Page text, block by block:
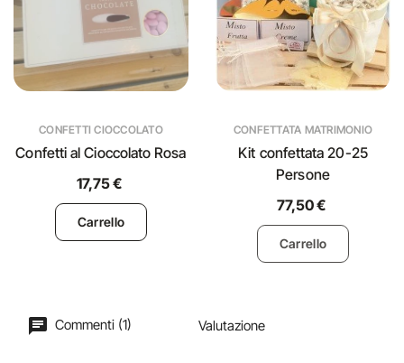
CONFETTI CIOCCOLATO
Confetti al Cioccolato Rosa
17,75 €
Carrello
CONFETTATA MATRIMONIO
Kit confettata 20-25
Persone
77,50 €
Carrello
Commenti (1) Valutazione